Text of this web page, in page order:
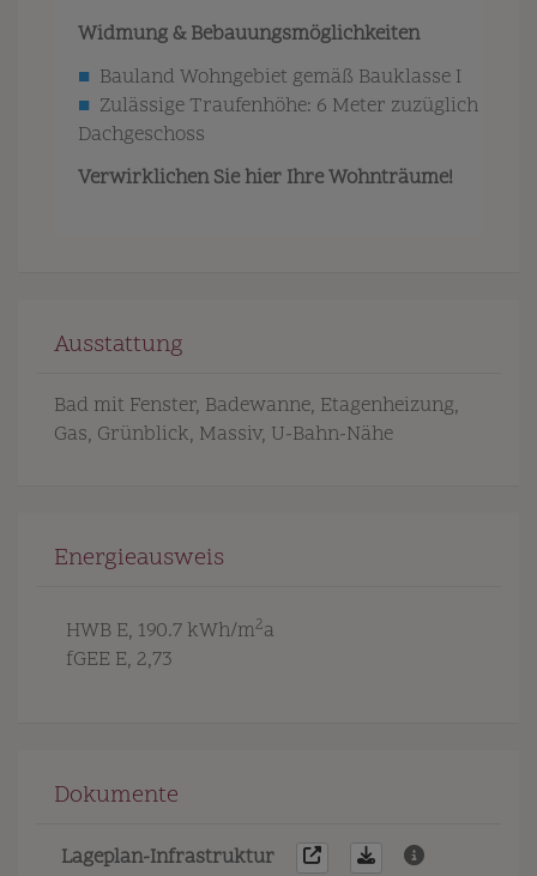
Widmung & Bebauungsmöglichkeiten
■ Bauland Wohngebiet gemäß Bauklasse I
■ Zulässige Traufenhöhe: 6 Meter zuzüglich
Dachgeschoss
Verwirklichen Sie hier Ihre Wohnträume!
Ausstattung
Bad mit Fenster Badewanne Etagenheizung
Gas Grünblick Massiv U-Bahn-Nähe
Energieausweis
HWB E, 190.7 kWh/m2a
fGEE E, 2,73
Dokumente
Lageplan-Infrastruktur